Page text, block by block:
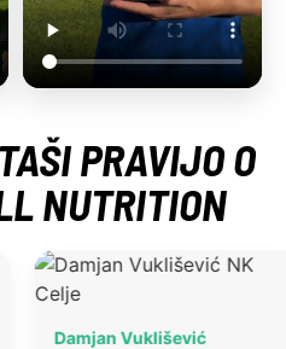
PRAVIJO O
NUTRITION
Damjan Vuklišević